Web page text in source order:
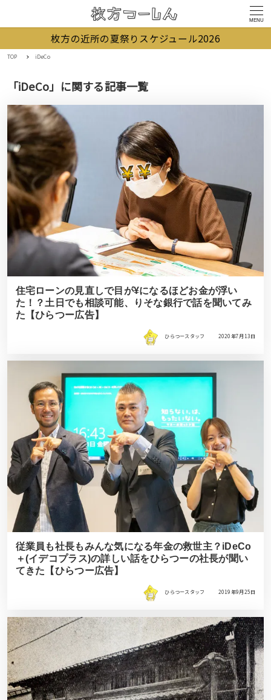
MENU
枚方の近所の夏祭りスケジュール2026
TOP iDeCo
「iDeCo」に関する記事一覧
住宅ローンの見直しで目が¥になるほどお金が浮い
た！？土日でも相談可能、りそな銀行で話を聞いてみ
た【ひらつー広告】
ひらつースタッフ 2020年7月13日
従業員も社長もみんな気になる年金の救世主？iDeCo
＋(イデコプラス)の詳しい話をひらつーの社長が聞い
てきた【ひらつー広告】
ひらつースタッフ 2019年9月25日